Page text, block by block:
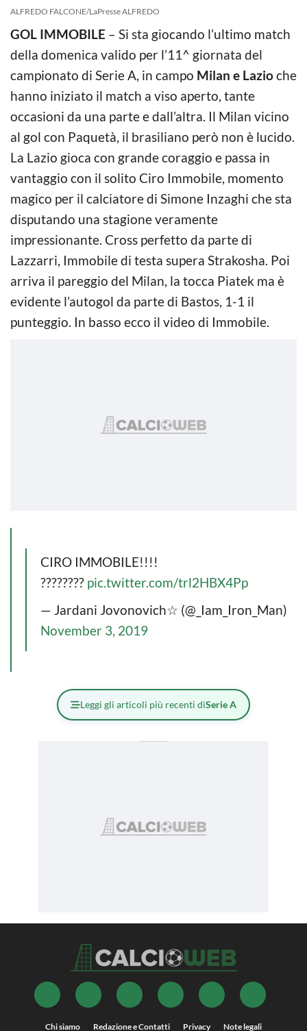
ALFREDO FALCONE/LaPresse ALFREDO
GOL IMMOBILE – Si sta giocando l’ultimo match
della domenica valido per l’11^ giornata del
campionato di Serie A, in campo Milan e Lazioche
hanno iniziato il match a viso aperto, tante
occasioni da una parte e dall’altra. Il Milan vicino
al gol con Paquetà, il brasiliano però non è lucido.
La Lazio gioca con grande coraggio e passa in
vantaggio con il solito Ciro Immobile, momento
magico per il calciatore di Simone Inzaghi che sta
disputando una stagione veramente
impressionante. Cross perfetto da parte di
Lazzarri, Immobile di testa supera Strakosha. Poi
arriva il pareggio del Milan, la tocca Piatek ma è
evidente l’autogol da parte di Bastos, 1-1 il
punteggio. In basso ecco il video di Immobile.
CIRO IMMOBILE!!!!
???????? pic.twitter.com/trl2HBX4Pp
— Jardani Jovonovich☆ (@_Iam_Iron_Man)
November 3, 2019
Leggi gli articoli più recenti diSerie A
Chi siamo Redazione e Contatti Privacy Note legali